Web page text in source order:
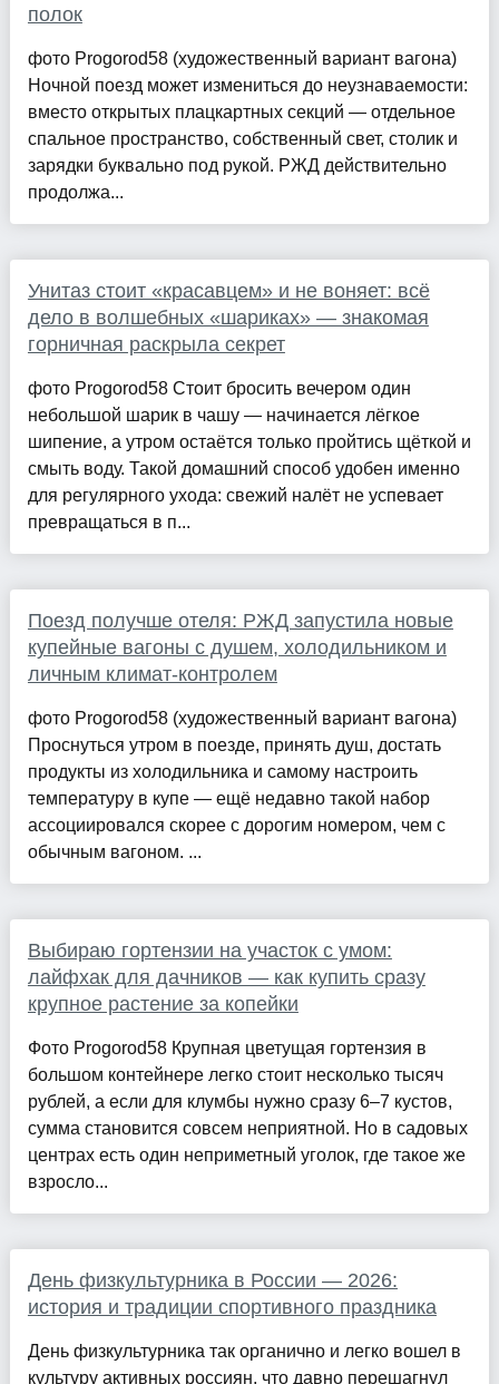
полок
фото Progorod58 (художественный вариант вагона)
Ночной поезд может измениться до неузнаваемости:
вместо открытых плацкартных секций — отдельное
спальное пространство, собственный свет, столик и
зарядки буквально под рукой. РЖД действительно
продолжа...
Унитаз стоит «красавцем» и не воняет: всё
дело в волшебных «шариках» — знакомая
горничная раскрыла секрет
фото Progorod58 Стоит бросить вечером один
небольшой шарик в чашу — начинается лёгкое
шипение, а утром остаётся только пройтись щёткой и
смыть воду. Такой домашний способ удобен именно
для регулярного ухода: свежий налёт не успевает
превращаться в п...
Поезд получше отеля: РЖД запустила новые
купейные вагоны с душем, холодильником и
личным климат-контролем
фото Progorod58 (художественный вариант вагона)
Проснуться утром в поезде, принять душ, достать
продукты из холодильника и самому настроить
температуру в купе — ещё недавно такой набор
ассоциировался скорее с дорогим номером, чем с
обычным вагоном. ...
Выбираю гортензии на участок с умом:
лайфхак для дачников — как купить сразу
крупное растение за копейки
Фото Progorod58 Крупная цветущая гортензия в
большом контейнере легко стоит несколько тысяч
рублей, а если для клумбы нужно сразу 6–7 кустов,
сумма становится совсем неприятной. Но в садовых
центрах есть один неприметный уголок, где такое же
взросло...
День физкультурника в России — 2026:
история и традиции спортивного праздника
День физкультурника так органично и легко вошел в
культуру активных россиян, что давно перешагнул